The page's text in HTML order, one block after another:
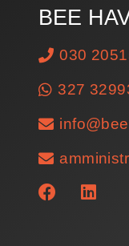
BEE
030
327